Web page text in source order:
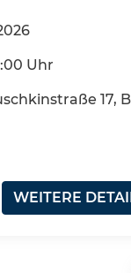
Uhr
17,
WEITERE